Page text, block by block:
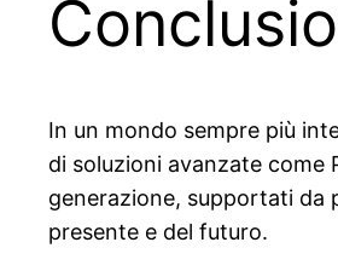
In un mondo sempre più
di soluzioni avanzate come
generazione, supportati da
presente e del futuro.